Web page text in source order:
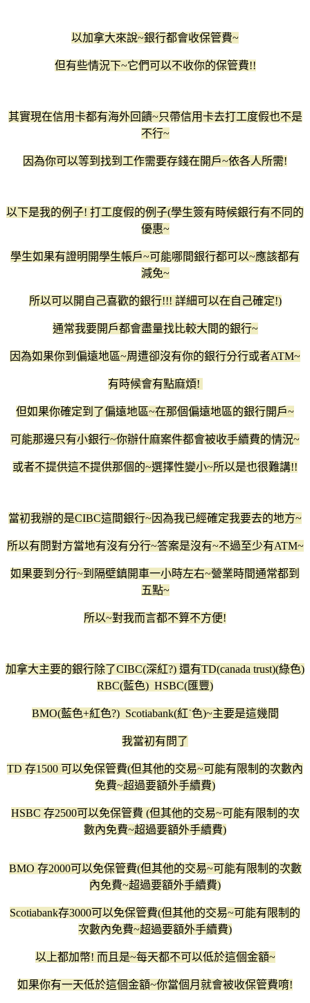
以加拿大來說~銀行都會收保管費~
但有些情況下~它們可以不收你的保管費!!
其實現在信用卡都有海外回饋~只帶信用卡去打工度假也不是
不行~
因為你可以等到找到工作需要存錢在開戶~依各人所需!
以下是我的例子! 打工度假的例子(學生簽有時候銀行有不同的
優惠~
學生如果有證明開學生帳戶~可能哪間銀行都可以~應該都有
減免~
所以可以開自己喜歡的銀行!!! 詳細可以在自己確定!)
通常我要開戶都會盡量找比較大間的銀行~
因為如果你到偏遠地區~周遭卻沒有你的銀行分行或者ATM~
有時候會有點麻煩!
但如果你確定到了偏遠地區~在那個偏遠地區的銀行開戶~
可能那邊只有小銀行~你辦什麻案件都會被收手續費的情況~
或者不提供這不提供那個的~選擇性變小~所以是也很難講!!
當初我辦的是CIBC這間銀行~因為我已經確定我要去的地方~
所以有問對方當地有沒有分行~答案是沒有~不過至少有ATM~
如果要到分行~到隔壁鎮開車一小時左右~營業時間通常都到
五點~
所以~對我而言都不算不方便!
加拿大主要的銀行除了CIBC(深紅?) 還有TD(canada trust)(綠色)
RBC(藍色) HSBC(匯豐)
BMO(藍色+紅色?) Scotiabank(紅˙色)~主要是這幾間
我當初有問了
TD 存1500 可以免保管費(但其他的交易~可能有限制的次數內
免費~超過要額外手續費)
HSBC 存2500可以免保管費 (但其他的交易~可能有限制的次
數內免費~超過要額外手續費)
BMO 存2000可以免保管費(但其他的交易~可能有限制的次數
內免費~超過要額外手續費)
Scotiabank存3000可以免保管費(但其他的交易~可能有限制的
次數內免費~超過要額外手續費)
以上都加幣! 而且是~每天都不可以低於這個金額~
如果你有一天低於這個金額~你當個月就會被收保管費唷!